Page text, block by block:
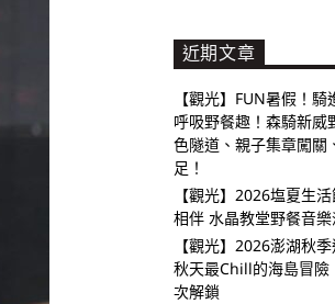
近期文章
【觀光】FUN暑假！
呼吸野餐趣！森騎新威
色隧道、親子集章闖關
足！
【觀光】2026塩夏生
相伴 水晶教堂野餐音樂
【觀光】2026澎湖秋
秋天最Chill的海島冒險
次解鎖